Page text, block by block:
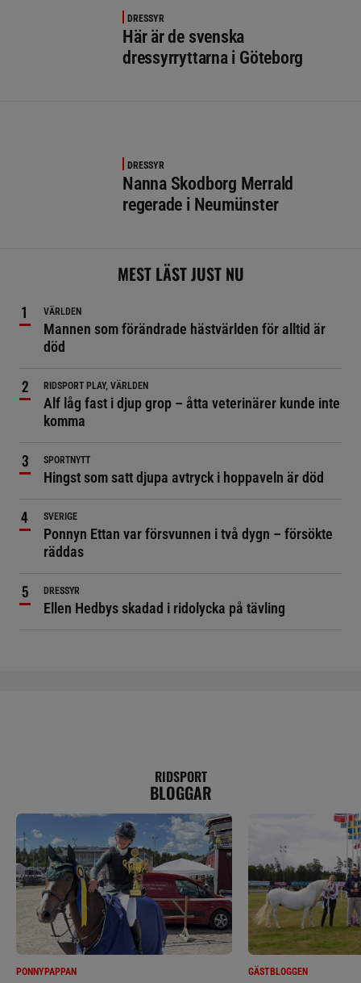
DRESSYR
Här är de svenska
dressyrryttarna i Göteborg
DRESSYR
Nanna Skodborg Merrald
regerade i Neumünster
MEST LÄST JUST NU
VÄRLDEN
Mannen som förändrade hästvärlden för alltid är
död
RIDSPORT PLAY, VÄRLDEN
Alf låg fast i djup grop – åtta veterinärer kunde inte
komma
SPORTNYTT
Hingst som satt djupa avtryck i hoppaveln är död
SVERIGE
Ponnyn Ettan var försvunnen i två dygn – försökte
räddas
DRESSYR
Ellen Hedbys skadad i ridolycka på tävling
RIDSPORT
BLOGGAR
PONNYPAPPAN GÄSTBLOGGEN